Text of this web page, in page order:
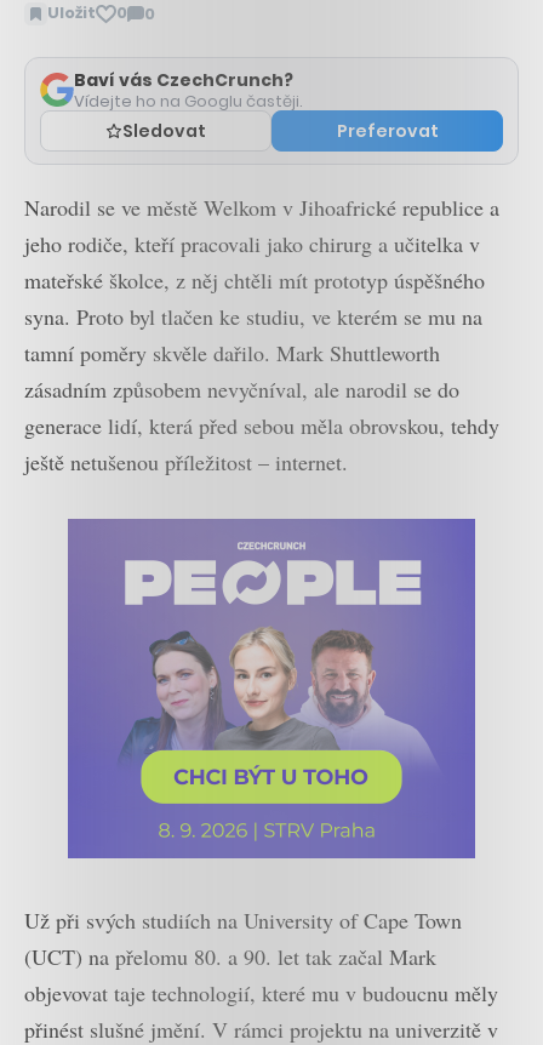
Uložit 0 0
Zobrazit
Baví vás CzechCrunch?
Vídejte ho na Googlu častěji.
Sledovat Preferovat
Narodil se ve městě Welkom v Jihoafrické republice a
jeho rodiče, kteří pracovali jako chirurg a učitelka v
mateřské školce, z něj chtěli mít prototyp úspěšného
syna. Proto byl tlačen ke studiu, ve kterém se mu na
tamní poměry skvěle dařilo. Mark Shuttleworth
zásadním způsobem nevyčníval, ale narodil se do
generace lidí, která před sebou měla obrovskou, tehdy
ještě netušenou příležitost – internet.
Už při svých studiích na University of Cape Town
(UCT) na přelomu 80. a 90. let tak začal Mark
objevovat taje technologií, které mu v budoucnu měly
přinést slušné jmění. V rámci projektu na univerzitě v